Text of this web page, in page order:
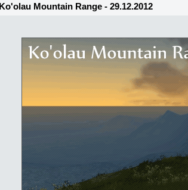
Ko'olau Mountain Range - 29.12.2012